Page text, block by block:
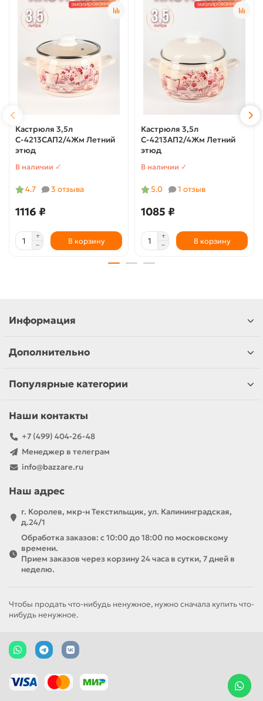
Кастрюля 3,5л
С-4213САП2/4Жм Летний
этюд
В наличии ✓
4.7 3 отзыва
1116 ₽
В корзину
Кастрюля 3,5л
С-4213АП2/4Жм Летний
этюд
В наличии ✓
5.0 1 отзыв
1085 ₽
В корзину
Информация
Дополнительно
Популярные категории
Наши контакты
+7 (499) 404-26-48
Менеджер в телеграм
info@bazzare.ru
Наш адрес
г. Королев, мкр-н Текстильщик, ул. Калининградская,
д.24/1
Обработка заказов: с 10:00 до 18:00 по московскому
времени.
Прием заказов через корзину 24 часа в сутки, 7 дней в
неделю.
Чтобы продать что-нибудь ненужное, нужно сначала купить что-
нибудь ненужное.